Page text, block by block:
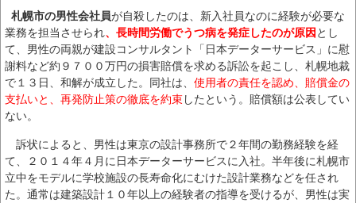
札幌市の男性会社員が自殺したのは、新入社員なのに経験が必要な
業務を担当させられ、長時間労働でうつ病を発症したのが原因 とし
て、男性の両親が建設コンサルタント「日本データーサービス」に慰
謝料など約９７００万円の損害賠償を求める訴訟を起こし、札幌地裁
で１３日、和解が成立した。同社は、 使用者の責任を認め、賠償金の
支払いと、再発防止策の徹底を約束したという。賠償額は公表してい
ない。
訴状によると、男性は東京の設計事務所で２年間の勤務経験を経
て、２０１４年４月に日本データーサービスに入社。半年後に札幌市
立中をモデルに学校施設の長寿命化にむけた設計業務などを任され
た。通常は建築設計１０年以上の経験者の指導を受けるが、男性は実